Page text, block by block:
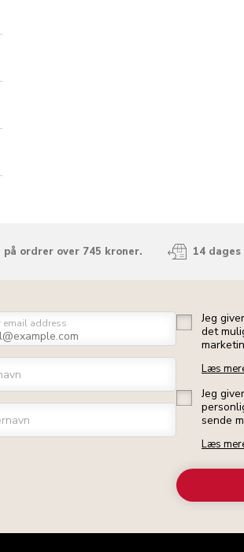
ordrer over 745 kroner. 14
email address
Jeg
det
Læs
Jeg
sende
Læs